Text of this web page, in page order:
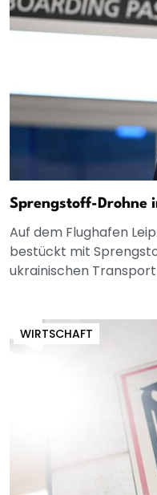
Sprengstoff-Drohne
Auf dem Flughafen
bestückt mit
ukrainischen
WIRTSCHAFT